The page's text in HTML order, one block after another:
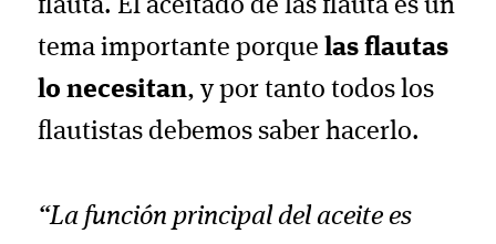
flauta. El aceitado de las flauta es un
tema importante porquelas flautas
lo necesitan, y por tanto todos los
flautistas debemos saber hacerlo.
“La función principal del aceite es